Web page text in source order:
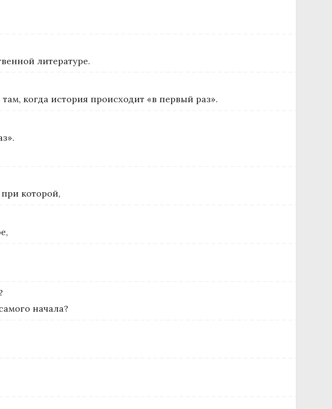
литературе.
когда история происходит «в первый раз».
которой,
начала?